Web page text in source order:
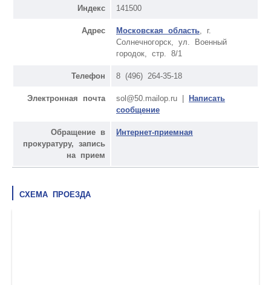
Индекс 141500
Адрес Московская область , г.
Солнечногорск, ул. Военный
городок, стр. 8/1
Телефон 8 (496) 264-35-18
Электронная почта sol@50.mailop.ru |
Написать
сообщение
Обращение в
прокуратуру, запись
на прием
Интернет-приемная
СХЕМА ПРОЕЗДА